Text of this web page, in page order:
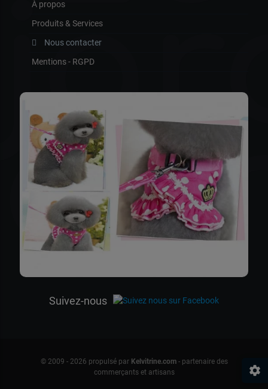
À propos
Produits & Services
Nous contacter
Mentions - RGPD
Suivez-nous
© 2009 - 2026 propulsé par Kelvitrine.com- partenaire des
commerçants et artisans
settings